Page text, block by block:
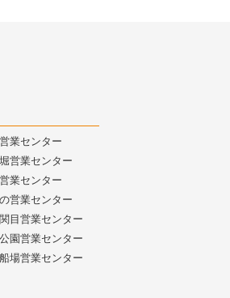
業センター
営業センター
業センター
営業センター
目営業センター
園営業センター
場営業センター